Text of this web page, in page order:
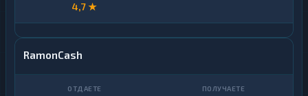
4,7 ★
RamonCash